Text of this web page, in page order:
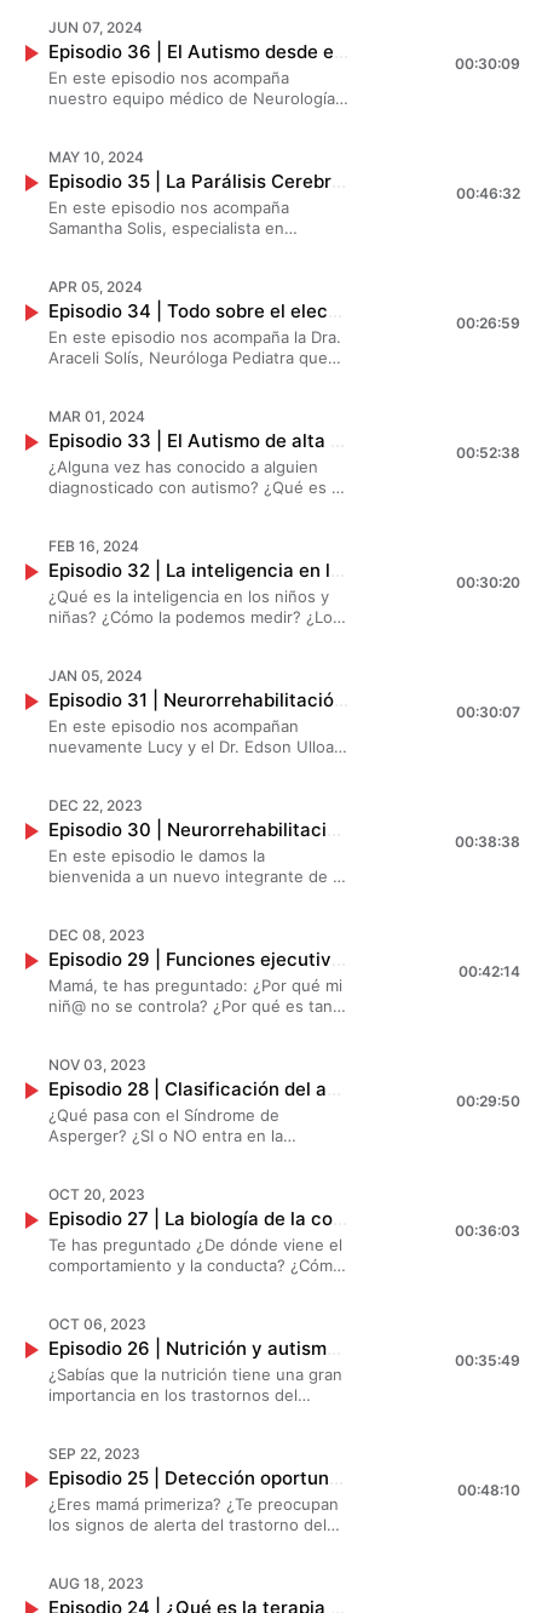
quienes nos platican sobre un tema
muy interesante: ¿Qué se debe tomar
en cuenta si ya se está planeando un
embarazo? ¿Cuándo inicia el desarrollo
neurológico de un bebé? ¿Cómo se
desde el primer mes?
JUN 07, 2024
En este episodio nos acompaña
nuestro equipo médico de Neurología
más autismo? ¿Cómo entienden el
autismo? ¿Por qué son importante los
fármacos y la intervención?
00:30:09
MAY 10, 2024
En este episodio nos acompaña
Samantha Solis, especialista en
en Neurorrehabilitación que nos
platican sobre la Parálisis Cerebral
Infantil (CPI) ¿Qué es? ¿Qué lo causa?
¿Hasta que edad se puede tener?
00:46:32
APR 05, 2024
En este episodio nos acompaña la Dra.
Araceli Solís, Neuróloga Pediatra que
mapeo cerebral: ¿para qué sirven estos
estudios? ¿Por qué están causando
controversia actualmente? ¿Por qué es
importante o no realizarlos?
00:26:59
MAR 01, 2024
¿Alguna vez has conocido a alguien
diagnosticado con autismo? ¿Qué es el
escuela? Además hablaremos sobre si
actualmente tenemos más autismo. No
te lo puedes perder.
00:52:38
FEB 16, 2024
¿Qué es la inteligencia en los niños y
niñas? ¿Cómo la podemos medir? ¿Los
dudas te las respondemos junto a la
Dra. Araceli Solis en este nuevo
episodio.
00:30:20
JAN 05, 2024
En este episodio nos acompañan
nuevamente Lucy y el Dr. Edson Ulloa
con autismo y TDAH: ¿cuáles son los
principales signos de alerta? ¿Yo como
papá, qué tengo que hacer?
00:30:07
DEC 22, 2023
En este episodio le damos la
bienvenida a un nuevo integrante de la
y nos platica qué es la
neurorrehabilitación en los niños y
niñas y cómo sé si mi hij@ la necesita.
00:38:38
DEC 08, 2023
Mamá, te has preguntado: ¿Por qué mi
niñ@ no se controla? ¿Por qué es tan
tienen un nombre: son las "funciones
ejecutivas", las cuales nos ayudan con
las habilidades de la memoria,
organización y aprendizaje. En este
episodio te contamos más sobre ellas.
00:42:14
NOV 03, 2023
¿Qué pasa con el Síndrome de
Asperger? ¿SI o NO entra en la
Hoy nos acompaña la Dra Araceli Solís
para responder estas dudas.
00:29:50
OCT 20, 2023
Te has preguntado ¿De dónde viene el
comportamiento y la conducta? ¿Cómo
conducta y el comportamiento y como
esto tiene relación con el
neurodesarrollo. ¡No te lo puede
perder!
00:36:03
OCT 06, 2023
¿Sabías que la nutrición tiene una gran
importancia en los trastornos del
Samantha Solis, Perla Romero y nuestra
invitada especial la Dra. Araceli Solis,
Neuróloga Pediatra, nos cuentan todo
sobre la nutrición y su importancia en
el TEA.
00:35:49
SEP 22, 2023
¿Eres mamá primeriza? ¿Te preocupan
los signos de alerta del trastorno del
detección oportuna en los trastornos
del neurodesarrollo de mano de
00:48:10
AUG 18, 2023